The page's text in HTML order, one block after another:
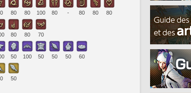
80 80 100 80 - 80 80 80
80 80 70
50 100 50 50 50 60
50